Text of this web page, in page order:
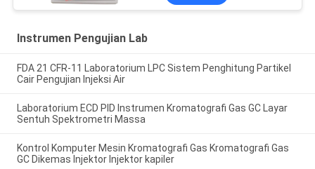
Instrumen Pengujian Lab
FDA 21 CFR-11 Laboratorium LPC Sistem Penghitung Partikel
Cair Pengujian Injeksi Air
Laboratorium ECD PID Instrumen Kromatografi Gas GC Layar
Sentuh Spektrometri Massa
Kontrol Komputer Mesin Kromatografi Gas Kromatografi Gas
GC Dikemas Injektor Injektor kapiler